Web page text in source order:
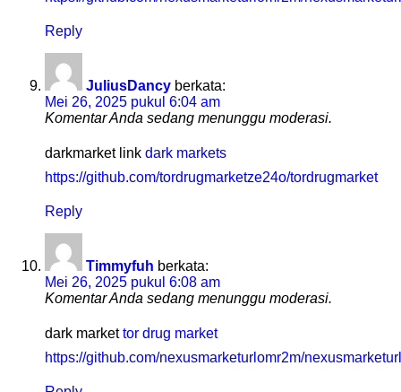
Reply
JuliusDancy berkata:
Mei 26, 2025 pukul 6:04 am
Komentar Anda sedang menunggu moderasi.
darkmarket link dark markets
https://github.com/tordrugmarketze24o/tordrugmarket
Reply
Timmyfuh berkata:
Mei 26, 2025 pukul 6:08 am
Komentar Anda sedang menunggu moderasi.
dark markettor drug market
https://github.com/nexusmarketurlomr2m/nexusmarketurl